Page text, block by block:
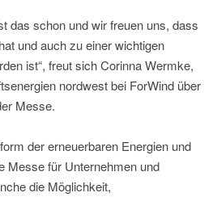
das schon und wir freuen uns, dass
und auch zu einer wichtigen
ist“, freut sich Corinna Wermke,
nordwest bei ForWind über
Messe.
der erneuerbaren Energien und
Messe für Unternehmen und
die Möglichkeit,